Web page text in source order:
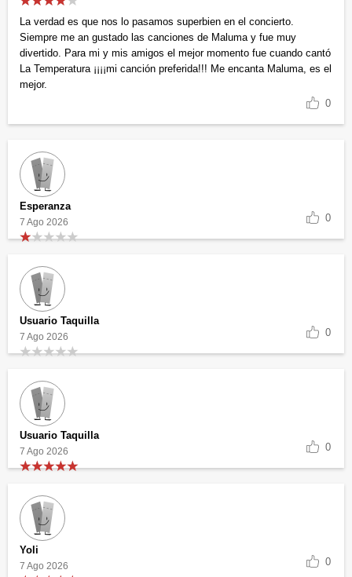
La verdad es que nos lo pasamos superbien en el concierto.
Siempre me an gustado las canciones de Maluma y fue muy
divertido. Para mi y mis amigos el mejor momento fue cuando cantó
La Temperatura ¡¡¡¡mi canción preferida!!! Me encanta Maluma, es el
mejor.
0
Esperanza
7 Ago 2026 0
Usuario Taquilla
7 Ago 2026 0
Usuario Taquilla
7 Ago 2026 0
Yoli
7 Ago 2026 0